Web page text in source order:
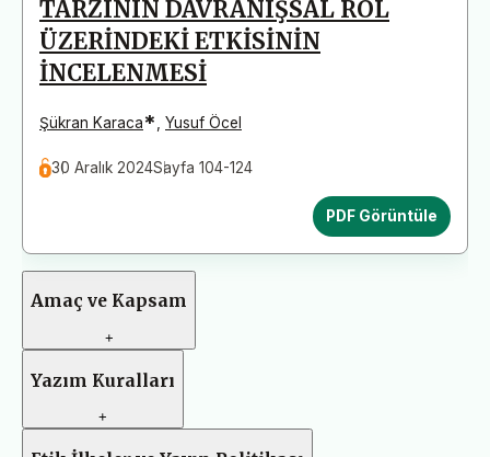
TARZININ DAVRANIŞSAL ROL
ÜZERİNDEKİ ETKİSİNİN
İNCELENMESİ
Şükran Karaca* Yusuf Öcel
30 Aralık 2024Sayfa 104-124
PDF Görüntüle
Amaç ve Kapsam
+
Yazım Kuralları
+